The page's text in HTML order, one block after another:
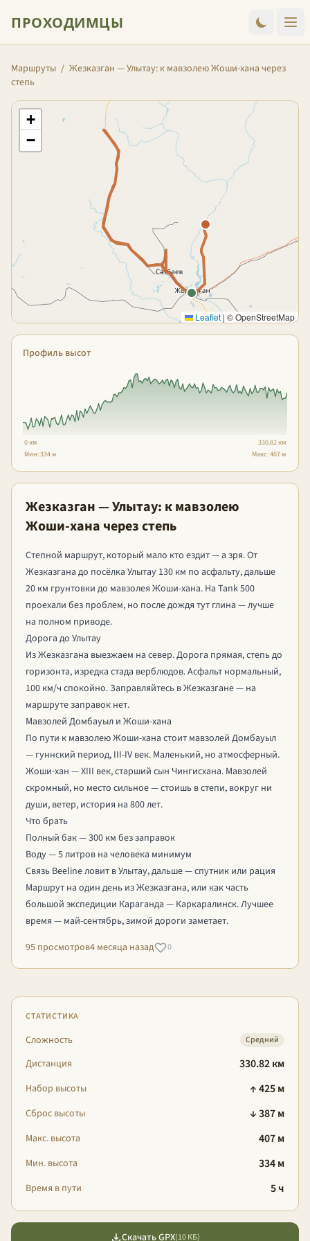
ПРОХОДИМЦЫ
Маршруты / Жезказган — Улытау: к мавзолею Жоши-хана через
степь
+
−
Leaflet | © OpenStreetMap
Профиль высот
0 км
330.82 км
Мин: 334 м
Макс: 407 м
Жезказган — Улытау: к мавзолею
Жоши-хана через степь
Степной маршрут, который мало кто ездит — а зря. От
Жезказгана до посёлка Улытау 130 км по асфальту, дальше
20 км грунтовки до мавзолея Жоши-хана. На Tank 500
проехали без проблем, но после дождя тут глина — лучше
на полном приводе.
Дорога до Улытау
Из Жезказгана выезжаем на север. Дорога прямая, степь до
горизонта, изредка стада верблюдов. Асфальт нормальный,
100 км/ч спокойно. Заправляйтесь в Жезказгане — на
маршруте заправок нет.
Мавзолей Домбауыл и Жоши-хана
По пути к мавзолею Жоши-хана стоит мавзолей Домбауыл
— гуннский период, III-IV век. Маленький, но атмосферный.
Жоши-хан — XIII век, старший сын Чингисхана. Мавзолей
скромный, но место сильное — стоишь в степи, вокруг ни
души, ветер, история на 800 лет.
Что брать
Полный бак — 300 км без заправок
Воду — 5 литров на человека минимум
Связь Beeline ловит в Улытау, дальше — спутник или рация
Маршрут на один день из Жезказгана, или как часть
большой экспедиции Караганда — Каркаралинск. Лучшее
время — май-сентябрь, зимой дороги заметает.
95 просмотров4 месяца назад 0
СТАТИСТИКА
Сложность Средний
Дистанция 330.82 км
Набор высоты ↑ 425 м
Сброс высоты ↓ 387 м
Макс. высота 407 м
Мин. высота 334 м
Время в пути 5 ч
Скачать GPX(10 КБ)